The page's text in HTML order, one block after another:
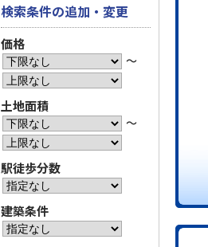
検索条件の追加・変更
価格
〜
土地面積
〜
駅徒歩分数
建築条件